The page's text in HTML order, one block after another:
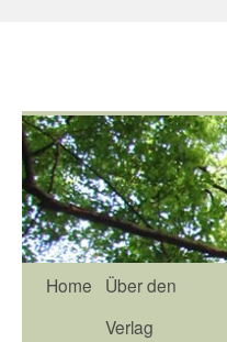
Home
Über den
Verlag